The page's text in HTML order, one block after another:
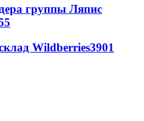
группы Ляпис
Wildberries3901